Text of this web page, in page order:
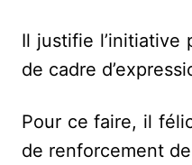
Il justifie l’initiative
de cadre
Pour ce faire, il
de renforcement